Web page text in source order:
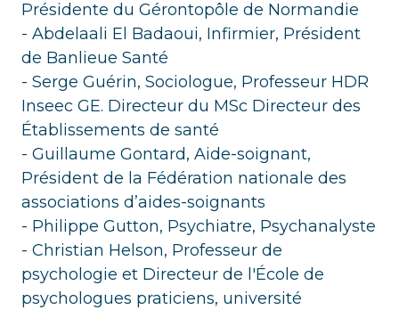
Présidente du Gérontopôle de Normandie
- Abdelaali El Badaoui, Infirmier, Président
de Banlieue Santé
- Serge Guérin, Sociologue, Professeur HDR
Inseec GE. Directeur du MSc Directeur des
Établissements de santé
- Guillaume Gontard, Aide-soignant,
Président de la Fédération nationale des
associations d’aides-soignants
- Philippe Gutton, Psychiatre, Psychanalyste
- Christian Helson, Professeur de
psychologie et Directeur de l'École de
psychologues praticiens, université